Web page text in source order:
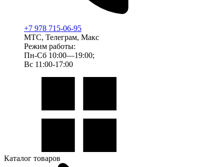
+7 978 715-06-95
МТС, Телеграм, Макс
Режим работы:
Пн-Сб 10:00—19:00;
Вс 11:00-17:00
Каталог товаров